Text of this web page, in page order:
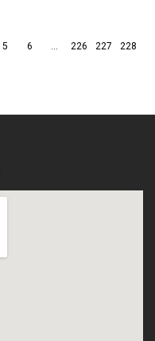
5 6 … 226 227 228